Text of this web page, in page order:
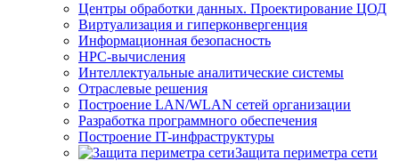
Центры обработки данных. Проектирование ЦОД
Виртуализация и гиперконвергенция
Информационная безопасность
HPC-вычисления
Интеллектуальные аналитические системы
Отраслевые решения
Построение LAN/WLAN сетей организации
Разработка программного обеспечения
Построение IT-инфраструктуры
Защита периметра сети